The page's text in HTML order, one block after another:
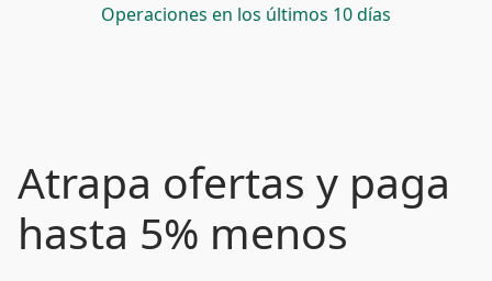
Operaciones en los últimos 10 días
Atrapa ofertas y paga
hasta 5% menos